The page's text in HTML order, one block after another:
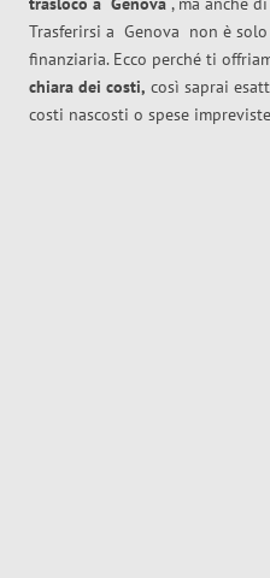
Trasferirsi a Genova non è
finanziaria. Ecco perché ti
chiara dei costi, così saprai
costi nascosti o spese